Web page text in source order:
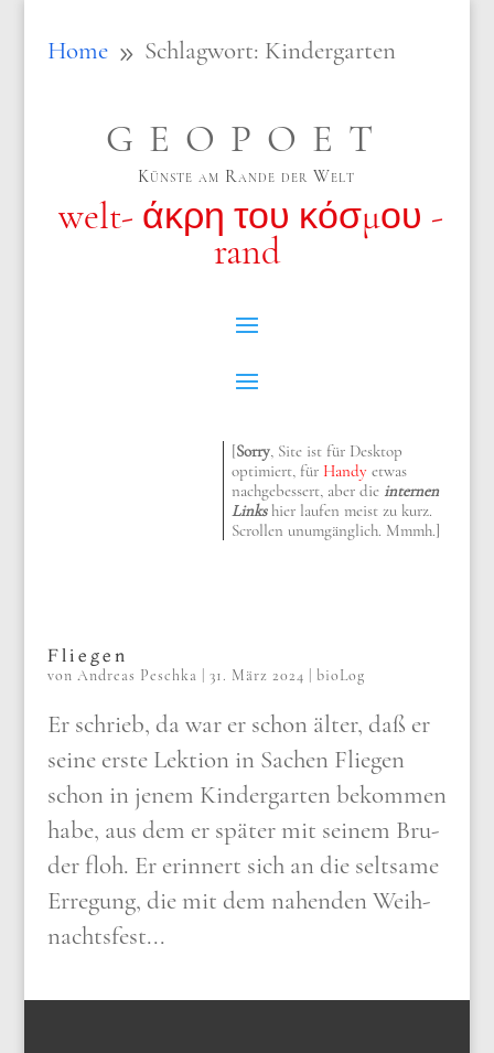
Home 9 Schlagwort: Kindergarten
GEOPOET
Künste am Rande der Welt
welt- άκρη του κόσμου -
rand
[Sorry, Site ist für Desktop
optimiert, für Handy etwas
nachgebessert, aber die internen
Linkshier laufen meist zu kurz.
Scrollen unumgänglich. Mmmh.]
Fliegen
von Andreas Peschka 31. März 2024 bioLog
Er schrieb, da war er schon älter, daß er
sei­ne erste Lek­ti­on in Sachen Flie­gen
schon in jenem Kin­der­gar­ten bekom­men
habe, aus dem er spä­ter mit sei­nem Bru­
der floh. Er erin­nert sich an die selt­sa­me
Erre­gung, die mit dem nahen­den Weih­
nachts­fest...